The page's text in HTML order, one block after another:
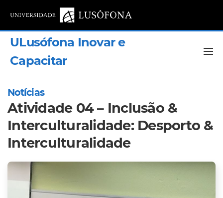
ULusófona Inovar e
Capacitar
Notícias
Atividade 04 – Inclusão &
Interculturalidade: Desporto &
Interculturalidade